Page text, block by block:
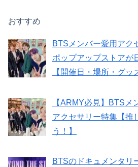
おすすめ
BTSメンバー愛用アク
ポップアップストアが
【開催日・場所・グッ
【ARMY必見】BTSメ
アクセサリー特集【推
う！】
BTSのドキュメンタリ